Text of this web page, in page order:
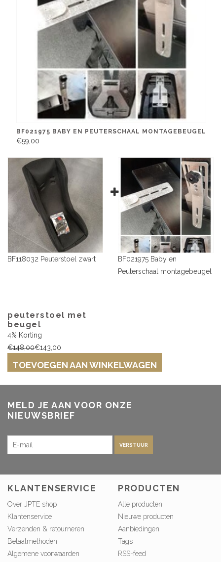
BF021975 BABY EN PEUTERSCHAAL MONTAGEBEUGEL
€59,00
BF118032 Peuterstoel zwart
BF021975 Baby en
Peuterschaal montagebeugel
peuterstoel met
beugel
4% Korting
€148,00€143,00
TOEVOEGEN AAN WINKELWAGEN
MELD JE AAN VOOR ONZE
NIEUWSBRIEF
VERSTUUR
KLANTENSERVICE
Over JPTE shop
Klantenservice
Verzenden & retourneren
Betaalmethoden
Algemene voorwaarden
PRODUCTEN
Alle producten
Nieuwe producten
Aanbiedingen
Tags
RSS-feed